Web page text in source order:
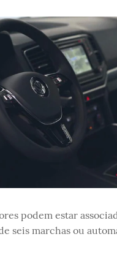
podem estar
seis marchas ou